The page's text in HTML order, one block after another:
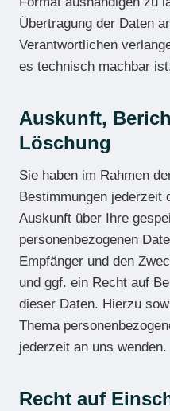
Übertragung der Daten
Verantwortlichen
es technisch machbar
Auskunft,
Löschung
Sie haben im Rahmen
Bestimmungen jederzeit
Auskunft über Ihre
personenbezogenen
Empfänger und den
und ggf. ein Recht auf
dieser Daten. Hierzu
Thema
jederzeit an uns wenden.
Recht auf